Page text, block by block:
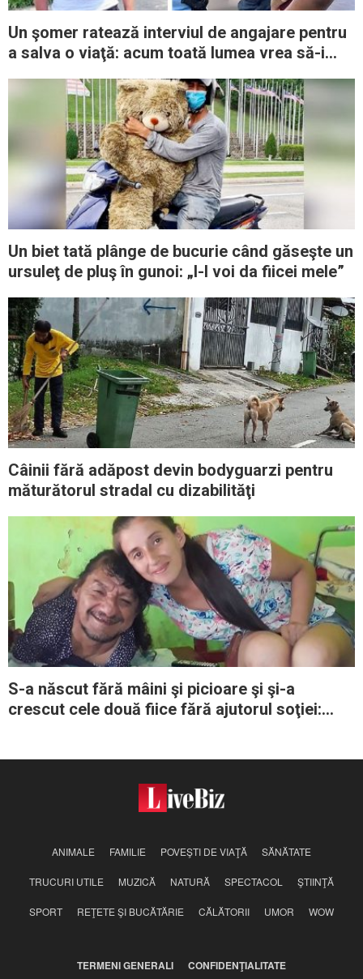
Un şomer ratează interviul de angajare pentru
a salva o viaţă: acum toată lumea vrea să-i
Un biet tată plânge de bucurie când găseşte un
ursuleţ de pluş în gunoi: „I-l voi da fiicei mele”
Câinii fără adăpost devin bodyguarzi pentru
măturătorul stradal cu dizabilităţi
S-a născut fără mâini şi picioare şi şi-a
crescut cele două fiice fără ajutorul soţiei:
ANIMALE FAMILIE POVEŞTI DE VIAŢĂ SĂNĂTATE
TRUCURI UTILE MUZICĂ NATURĂ SPECTACOL ŞTIINŢĂ
SPORT REŢETE ŞI BUCĂTĂRIE CĂLĂTORII UMOR WOW
TERMENI GENERALI CONFIDENŢIALITATE